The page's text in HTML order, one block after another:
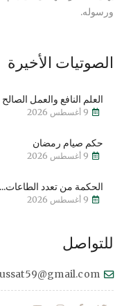
ورسوله.
الصوتيات الأخيرة
العلم النافع والعمل
9 أغسطس 2026
حكم صيام رمضان
9 أغسطس 2026
الحكمة من تعدد الطاعات...
9 أغسطس 2026
للتواصل